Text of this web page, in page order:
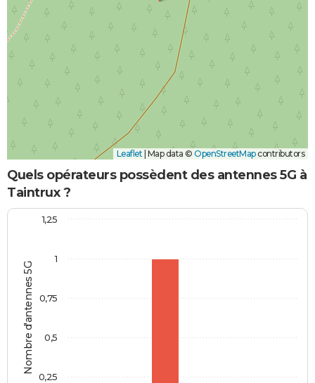
Leaflet Map data © OpenStreetMapcontributors
Quels opérateurs possèdent des antennes 5G à
Taintrux ?
Nombre d'antennes 5G
0,25
0,5
0,75
1
1,25